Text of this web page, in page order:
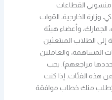
القطاعات
وزارة الخارجية، القوات
الجمارك، وأعضاء هيئة
إلى الطلاب المبتعثين
المساهمة، والعاملين
مراجعهم). يجب
هذه الفئات. إذا كنت
يُطلب منك خطاب موافقة